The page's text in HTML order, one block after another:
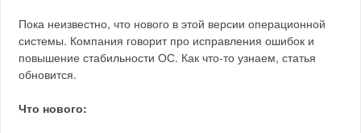
Пока неизвестно, что нового в этой версии операционной
системы. Компания говорит про исправления ошибок и
повышение стабильности ОС. Как что-то узнаем, статья
обновится.
Что нового: